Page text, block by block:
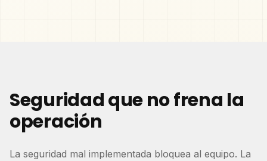
Seguridad que no frena la
operación
La seguridad mal implementada bloquea al equipo. La